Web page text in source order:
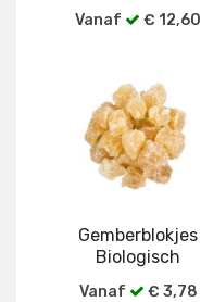
Vanaf € 12,60
Gemberblokjes
Biologisch
Vanaf € 3,78